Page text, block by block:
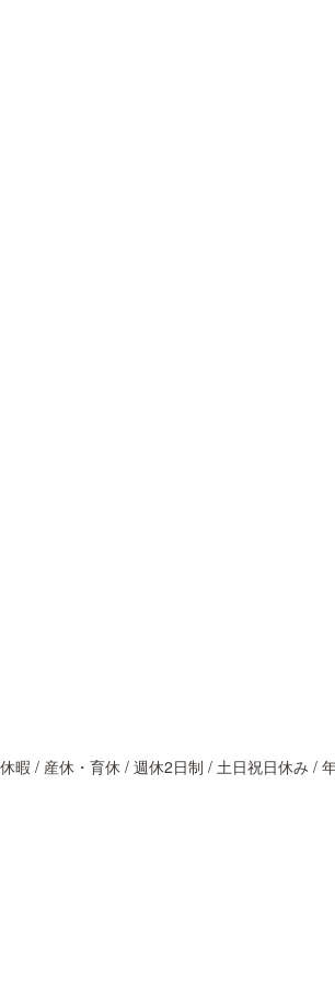
暇 / 産休・育休 / 週休2日制 / 土日祝日休み /